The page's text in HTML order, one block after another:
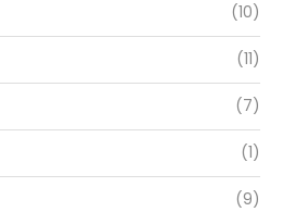
(10)
(11)
(7)
(1)
(9)